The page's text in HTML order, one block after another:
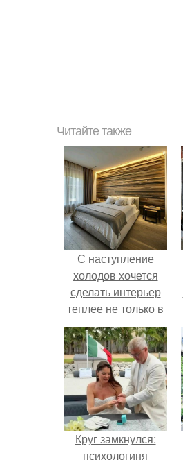
Читайте также
С наступление
холодов хочется
сделать интерьер
теплее не только в
визуальном плане.
Круг замкнулся:
психологиня